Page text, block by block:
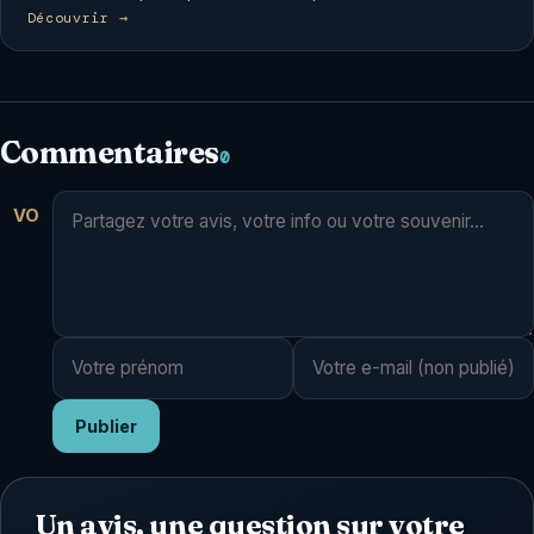
Découvrir →
Commentaires0
VO
Publier
Un avis, une question sur votre